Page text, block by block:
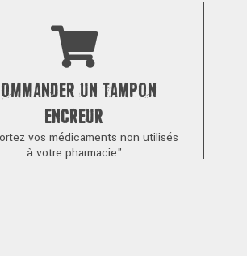
UN TAMPON
ENCREUR
vos médicaments non utilisés
à votre pharmacie"